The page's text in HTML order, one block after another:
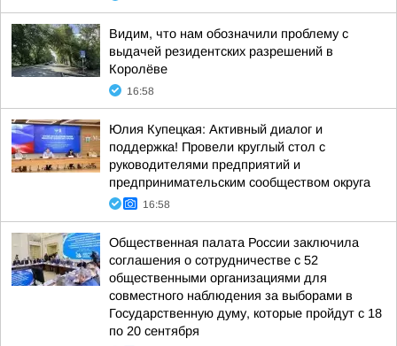
Видим, что нам обозначили проблему с
выдачей резидентских разрешений в
Королёве
16:58
Юлия Купецкая: Активный диалог и
поддержка! Провели круглый стол с
руководителями предприятий и
предпринимательским сообществом округа
16:58
Общественная палата России заключила
соглашения о сотрудничестве с 52
общественными организациями для
совместного наблюдения за выборами в
Государственную думу, которые пройдут с 18
по 20 сентября